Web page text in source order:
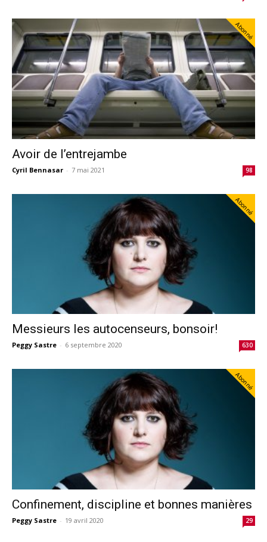
Abonné
Avoir de l’entrejambe
Cyril Bennasar - 7 mai 2021 98
Abonné
Messieurs les autocenseurs, bonsoir!
Peggy Sastre - 6 septembre 2020 630
Abonné
Confinement, discipline et bonnes manières
Peggy Sastre - 19 avril 2020 29